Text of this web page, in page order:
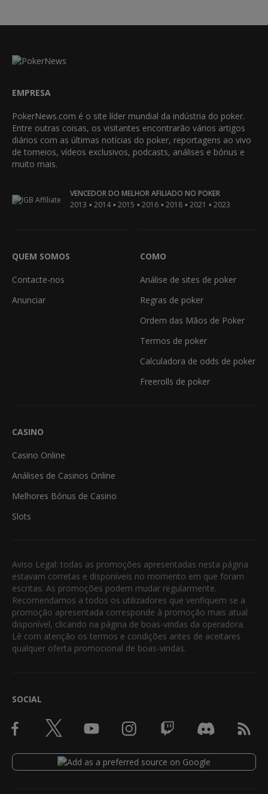
EMPRESA
PokerNews.com é o site líder mundial da indústria do poker.
Entre outras coisas, os visitantes encontrarão vários artigos
diários com as últimas notícias do poker, reportagens ao vivo
de torneios, vídeos exclusivos, podcasts, análises e bónus e
muito mais.
VENCEDOR DO MELHOR AFILIADO NO POKER
2013 • 2014 • 2015 • 2016 • 2018 • 2021 • 2023
QUEM SOMOS
Contacte-nos
Anunciar
COMO
Análise de sites de poker
Regras de poker
Ordem das Mãos de Poker
Termos de poker
Calculadora de odds de poker
Freerolls de poker
CASINO
Casino Online
Análises de Casinos Online
Melhores Bónus de Casino
Slots
Aviso Legal: todas as promoções apresentadas nesta página
estavam corretas e disponíveis no momento em que foram
escritas. As promoções podem mudar regularmente.
Recomendamos a todos os utilizadores que verifiquem se a
promoção apresentada corresponde à promoção mais atual
disponível, clicando na página de boas-vindas da operadora.
Lê com atenção os termos e condições antes de aceitares
qualquer oferta promocional de boas-vindas.
SOCIAL